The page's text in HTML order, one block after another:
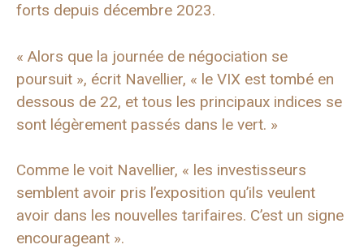
forts depuis décembre 2023.
« Alors que la journée de négociation se
poursuit », écrit Navellier, « le VIX est tombé en
dessous de 22, et tous les principaux indices se
sont légèrement passés dans le vert. »
Comme le voit Navellier, « les investisseurs
semblent avoir pris l’exposition qu’ils veulent
avoir dans les nouvelles tarifaires. C’est un signe
encourageant ».